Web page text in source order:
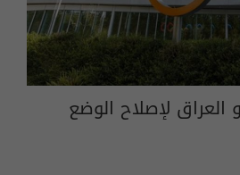
العراق لإصلاح الوضع